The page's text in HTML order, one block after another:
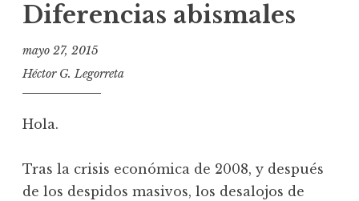
n
Diferencias abismales
mayo 27, 2015
Héctor G. Legorreta
Hola.
Tras la crisis económica de 2008, y después
de los despidos masivos, los desalojos de